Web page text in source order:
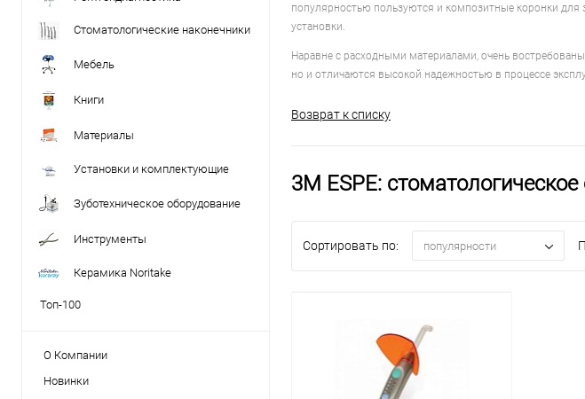
Стоматологические наконечники
Мебель
Книги
Материалы
Установки и комплектующие
Зуботехническое оборудование
Инструменты
Керамика Noritake
Топ-100
О Компании
Новинки
популярностью пользуются и композитные коронки
установки.
Наравне с расходными материалами, очень
но и отличаются высокой надежностью в процессе
Возврат к списку
3M ESPE:
Сортировать по: популярности